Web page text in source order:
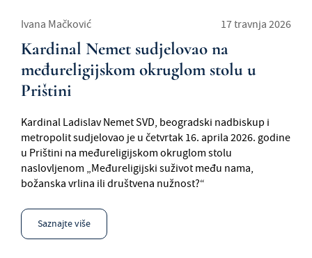
Ivana Mačković 17 travnja 2026
Kardinal Nemet sudjelovao na
međureligijskom okruglom stolu u
Prištini
Kardinal Ladislav Nemet SVD, beogradski nadbiskup i
metropolit sudjelovao je u četvrtak 16. aprila 2026. godine
u Prištini na međureligijskom okruglom stolu
naslovljenom „Međureligijski suživot među nama,
božanska vrlina ili društvena nužnost?“
Saznajte više